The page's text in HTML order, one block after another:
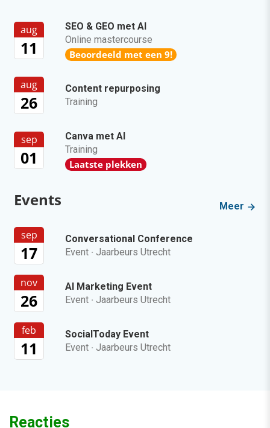
aug
11
SEO & GEO met AI
Online mastercourse
Beoordeeld met een 9!
aug
26
Content repurposing
Training
sep
01
Canva met AI
Training
Laatste plekken
Events Meer
sep
17
Conversational Conference
Event · Jaarbeurs Utrecht
nov
26
AI Marketing Event
Event · Jaarbeurs Utrecht
feb
11
SocialToday Event
Event · Jaarbeurs Utrecht
Reacties